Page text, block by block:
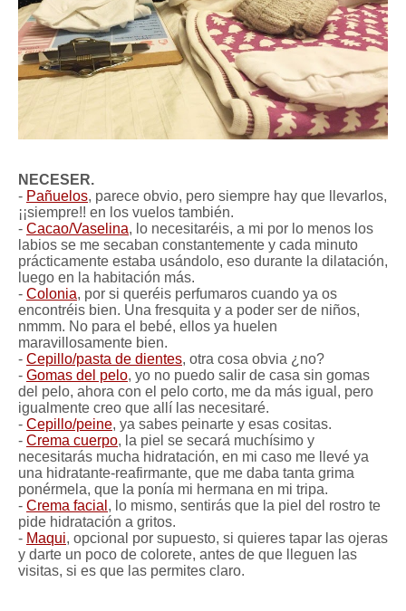
NECESER.
- Pañuelos, parece obvio, pero siempre hay que llevarlos,
¡¡siempre!! en los vuelos también.
- Cacao/Vaselina, lo necesitaréis, a mi por lo menos los
labios se me secaban constantemente y cada minuto
prácticamente estaba usándolo, eso durante la dilatación,
luego en la habitación más.
- Colonia, por si queréis perfumaros cuando ya os
encontréis bien. Una fresquita y a poder ser de niños,
nmmm. No para el bebé, ellos ya huelen
maravillosamente bien.
- Cepillo/pasta de dientes, otra cosa obvia ¿no?
- Gomas del pelo, yo no puedo salir de casa sin gomas
del pelo, ahora con el pelo corto, me da más igual, pero
igualmente creo que allí las necesitaré.
- Cepillo/peine, ya sabes peinarte y esas cositas.
- Crema cuerpo, la piel se secará muchísimo y
necesitarás mucha hidratación, en mi caso me llevé ya
una hidratante-reafirmante, que me daba tanta grima
ponérmela, que la ponía mi hermana en mi tripa.
- Crema facial , lo mismo, sentirás que la piel del rostro te
pide hidratación a gritos.
- Maqui, opcional por supuesto, si quieres tapar las ojeras
y darte un poco de colorete, antes de que lleguen las
visitas, si es que las permites claro.